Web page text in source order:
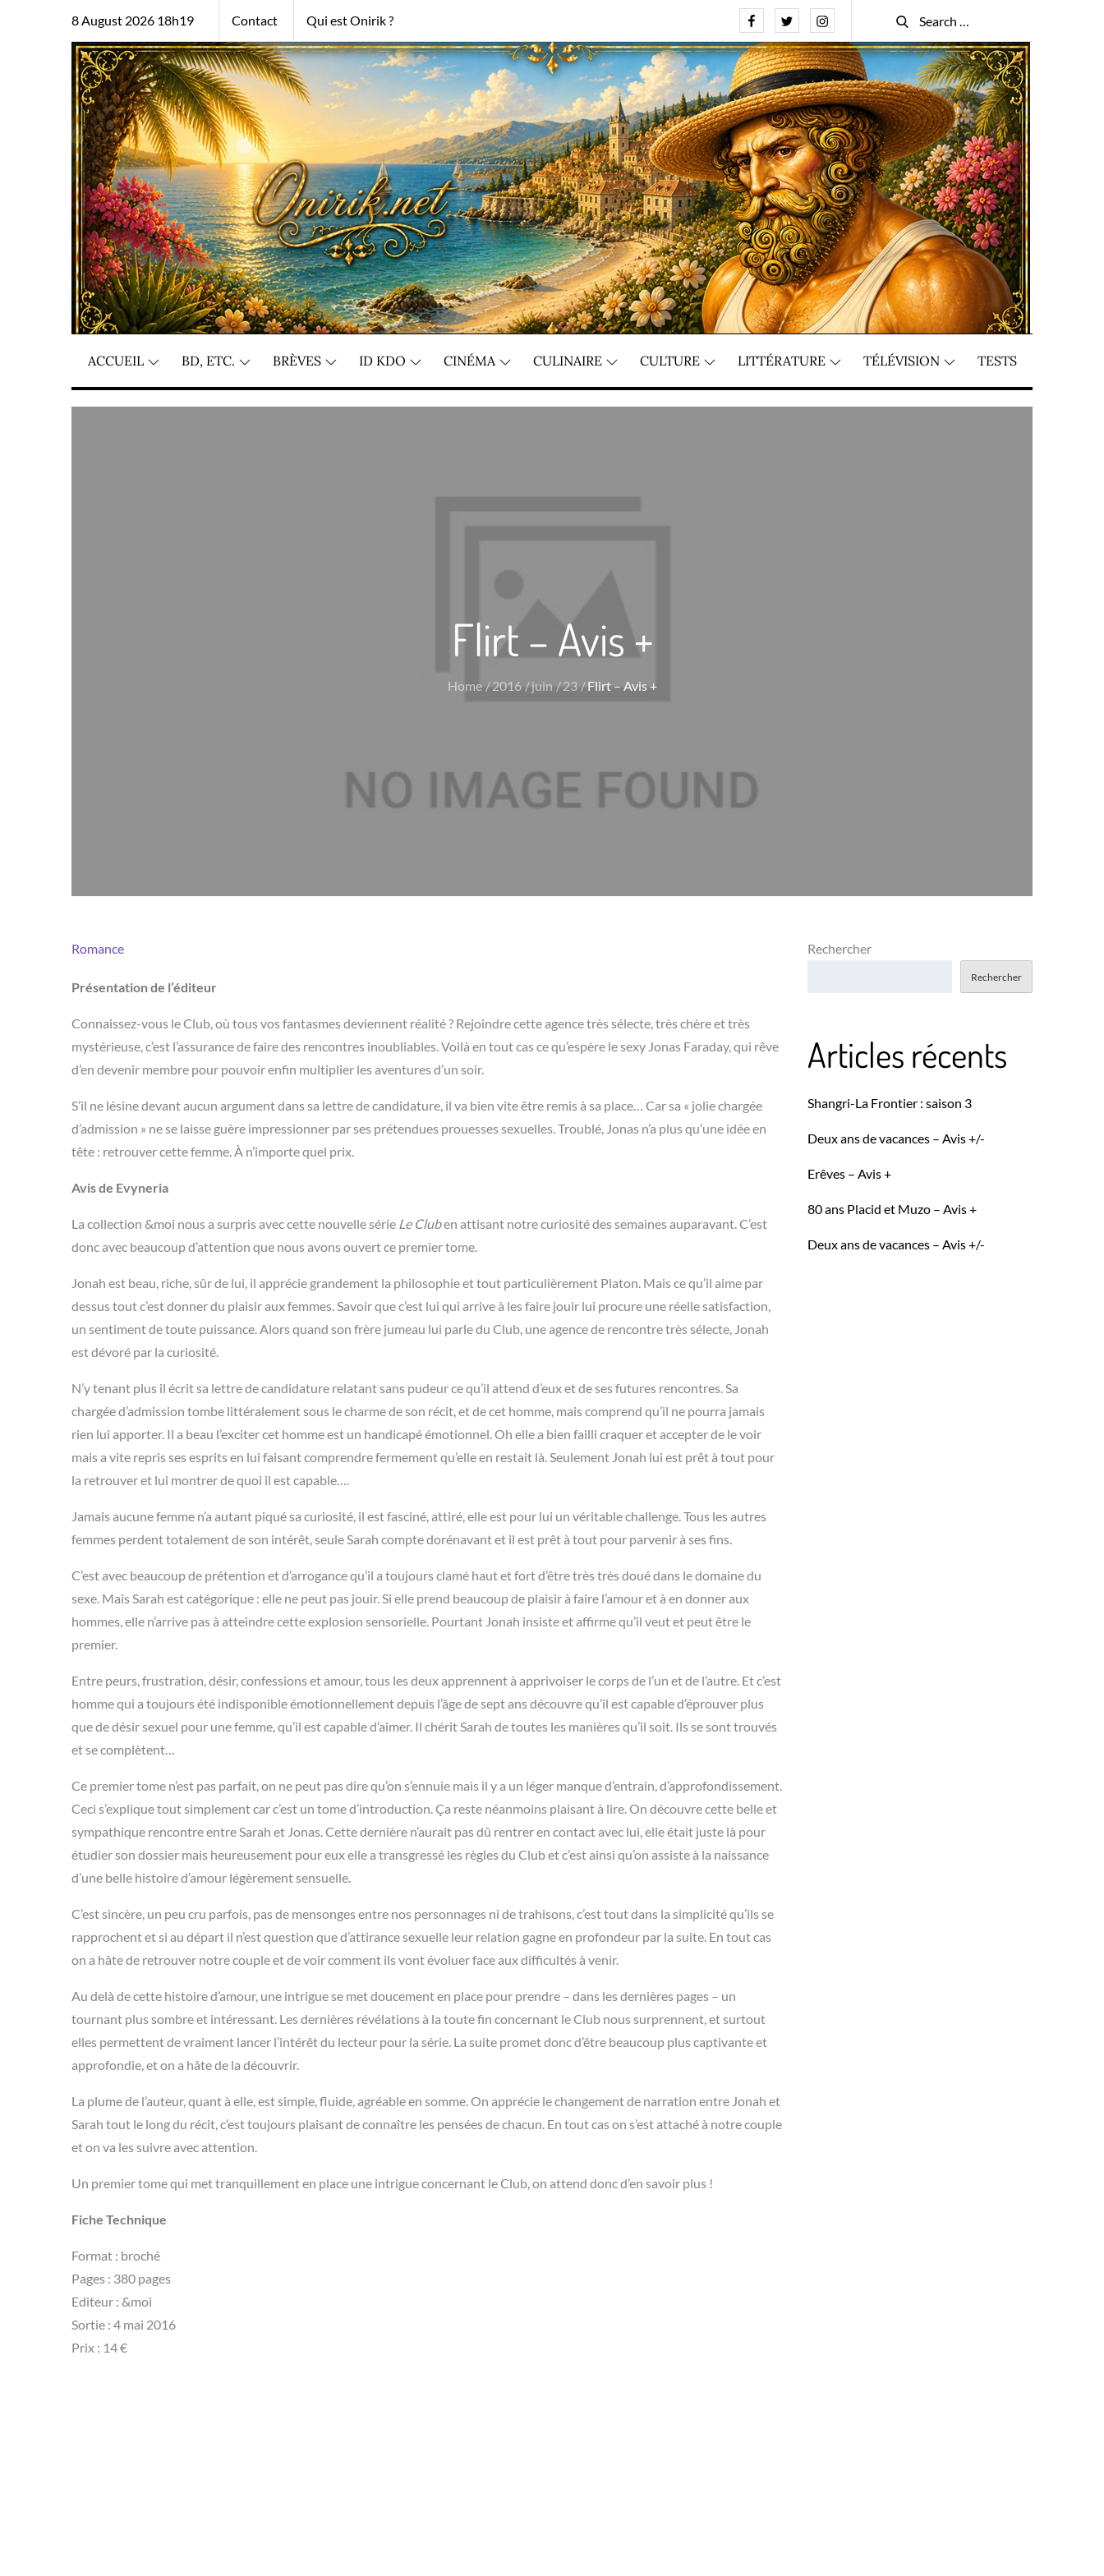
8 August 2026 18h19 Contact Qui est Onirik ? FacebookTwitterInstagram
Search
for:
Search
ACCUEIL BD, ETC. BRÈVES ID KDO CINÉMA CULINAIRE CULTURE LITTÉRATURE TÉLÉVISION TESTS
Flirt – Avis +
Home 2016 juin 23 Flirt – Avis +
Romance
Présentation de l’éditeur
Connaissez-vous le Club, où tous vos fantasmes deviennent réalité ? Rejoindre cette agence très sélecte, très chère et très
mystérieuse, c’est l’assurance de faire des rencontres inoubliables. Voilà en tout cas ce qu’espère le sexy Jonas Faraday, qui rêve
d’en devenir membre pour pouvoir enfin multiplier les aventures d’un soir.
S’il ne lésine devant aucun argument dans sa lettre de candidature, il va bien vite être remis à sa place… Car sa « jolie chargée
d’admission » ne se laisse guère impressionner par ses prétendues prouesses sexuelles. Troublé, Jonas n’a plus qu’une idée en
tête : retrouver cette femme. À n’importe quel prix.
Avis de Evyneria
La collection &moi nous a surpris avec cette nouvelle série Le Cluben attisant notre curiosité des semaines auparavant. C’est
donc avec beaucoup d’attention que nous avons ouvert ce premier tome.
Jonah est beau, riche, sûr de lui, il apprécie grandement la philosophie et tout particulièrement Platon. Mais ce qu’il aime par
dessus tout c’est donner du plaisir aux femmes. Savoir que c’est lui qui arrive à les faire jouir lui procure une réelle satisfaction,
un sentiment de toute puissance. Alors quand son frère jumeau lui parle du Club, une agence de rencontre très sélecte, Jonah
est dévoré par la curiosité.
N’y tenant plus il écrit sa lettre de candidature relatant sans pudeur ce qu’il attend d’eux et de ses futures rencontres. Sa
chargée d’admission tombe littéralement sous le charme de son récit, et de cet homme, mais comprend qu’il ne pourra jamais
rien lui apporter. Il a beau l’exciter cet homme est un handicapé émotionnel. Oh elle a bien failli craquer et accepter de le voir
mais a vite repris ses esprits en lui faisant comprendre fermement qu’elle en restait là. Seulement Jonah lui est prêt à tout pour
la retrouver et lui montrer de quoi il est capable….
Jamais aucune femme n’a autant piqué sa curiosité, il est fasciné, attiré, elle est pour lui un véritable challenge. Tous les autres
femmes perdent totalement de son intérêt, seule Sarah compte dorénavant et il est prêt à tout pour parvenir à ses fins.
C’est avec beaucoup de prétention et d’arrogance qu’il a toujours clamé haut et fort d’être très très doué dans le domaine du
sexe. Mais Sarah est catégorique : elle ne peut pas jouir. Si elle prend beaucoup de plaisir à faire l’amour et à en donner aux
hommes, elle n’arrive pas à atteindre cette explosion sensorielle. Pourtant Jonah insiste et affirme qu’il veut et peut être le
premier.
Entre peurs, frustration, désir, confessions et amour, tous les deux apprennent à apprivoiser le corps de l’un et de l’autre. Et c’est
homme qui a toujours été indisponible émotionnellement depuis l’âge de sept ans découvre qu’il est capable d’éprouver plus
que de désir sexuel pour une femme, qu’il est capable d’aimer. Il chérit Sarah de toutes les manières qu’il soit. Ils se sont trouvés
et se complètent…
Ce premier tome n’est pas parfait, on ne peut pas dire qu’on s’ennuie mais il y a un léger manque d’entrain, d’approfondissement.
Ceci s’explique tout simplement car c’est un tome d’introduction. Ça reste néanmoins plaisant à lire. On découvre cette belle et
sympathique rencontre entre Sarah et Jonas. Cette dernière n’aurait pas dû rentrer en contact avec lui, elle était juste là pour
étudier son dossier mais heureusement pour eux elle a transgressé les règles du Club et c’est ainsi qu’on assiste à la naissance
d’une belle histoire d’amour légèrement sensuelle.
C’est sincère, un peu cru parfois, pas de mensonges entre nos personnages ni de trahisons, c’est tout dans la simplicité qu’ils se
rapprochent et si au départ il n’est question que d’attirance sexuelle leur relation gagne en profondeur par la suite. En tout cas
on a hâte de retrouver notre couple et de voir comment ils vont évoluer face aux difficultés à venir.
Au delà de cette histoire d’amour, une intrigue se met doucement en place pour prendre – dans les dernières pages – un
tournant plus sombre et intéressant. Les dernières révélations à la toute fin concernant le Club nous surprennent, et surtout
elles permettent de vraiment lancer l’intérêt du lecteur pour la série. La suite promet donc d’être beaucoup plus captivante et
approfondie, et on a hâte de la découvrir.
La plume de l’auteur, quant à elle, est simple, fluide, agréable en somme. On apprécie le changement de narration entre Jonah et
Sarah tout le long du récit, c’est toujours plaisant de connaître les pensées de chacun. En tout cas on s’est attaché à notre couple
et on va les suivre avec attention.
Un premier tome qui met tranquillement en place une intrigue concernant le Club, on attend donc d’en savoir plus !
Fiche Technique
Format : broché
Pages : 380 pages
Editeur : &moi
Sortie : 4 mai 2016
Prix : 14 €
Rechercher
Rechercher
Articles récents
Shangri-La Frontier : saison 3
Deux ans de vacances – Avis +/-
Erêves – Avis +
80 ans Placid et Muzo – Avis +
Deux ans de vacances – Avis +/-